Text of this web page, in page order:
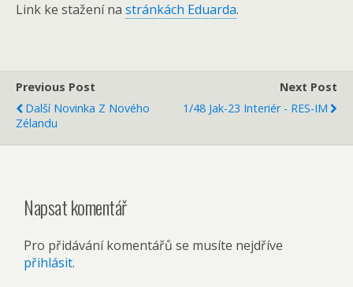
Link ke stažení na stránkách Eduarda.
Previous Post
Další Novinka Z Nového
Zélandu
Next Post
1/48 Jak-23 Interiér - RES-IM
Napsat komentář
Pro přidávání komentářů se musíte nejdříve
přihlásit.